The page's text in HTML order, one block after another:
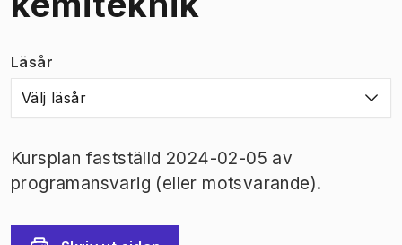
Läsår
Välj läsår
Kursplan fastställd 2024-02-05 av
programansvarig (eller motsvarande).